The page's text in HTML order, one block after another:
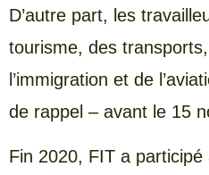
D’autre part, les
tourisme, des
l’immigration et de
de rappel – avant le 15
Fin 2020, FIT a